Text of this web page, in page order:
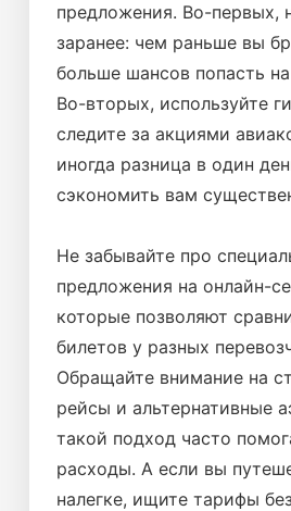
предложения. Во-первых,
заранее: чем раньше вы
больше шансов попасть
Во-вторых, используйте
следите за акциями
иногда разница в один
сэкономить вам
Не забывайте про
предложения на онлайн-
которые позволяют
билетов у разных
Обращайте внимание на
рейсы и альтернативные
такой подход часто
расходы. А если вы
налегке, ищите тарифы